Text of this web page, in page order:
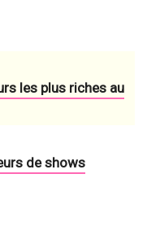
les plus riches au
de shows